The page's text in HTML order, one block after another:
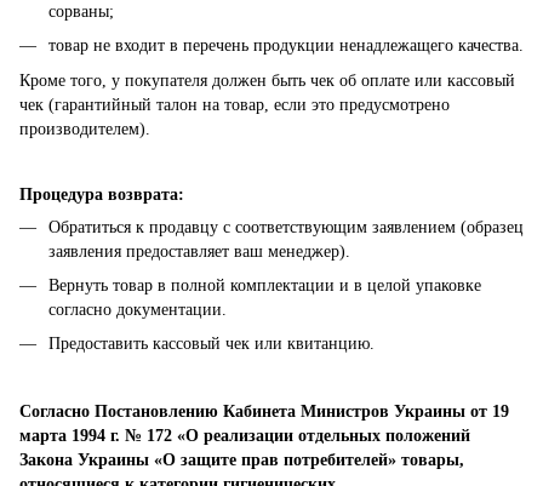
сорваны;
товар не входит в перечень продукции ненадлежащего качества.
Кроме того, у покупателя должен быть чек об оплате или кассовый
чек (гарантийный талон на товар, если это предусмотрено
производителем).
Процедура возврата:
Обратиться к продавцу с соответствующим заявлением (образец
заявления предоставляет ваш менеджер).
Вернуть товар в полной комплектации и в целой упаковке
согласно документации.
Предоставить кассовый чек или квитанцию.
Согласно Постановлению Кабинета Министров Украины от 19
марта 1994 г. № 172 «О реализации отдельных положений
Закона Украины «О защите прав потребителей» товары,